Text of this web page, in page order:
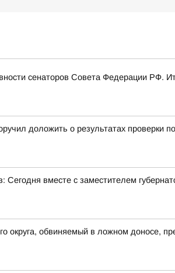
сенаторов Совета Федерации РФ.
доложить о результатах проверки
Сегодня вместе с заместителем
округа, обвиняемый в ложном доносе,